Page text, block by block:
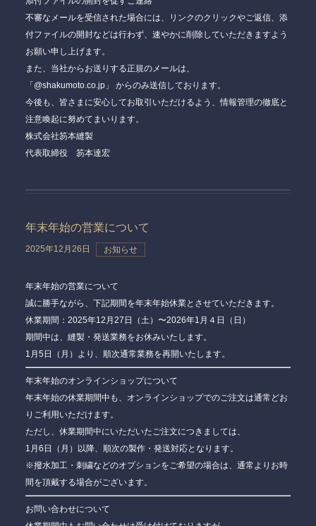
不審なメールを受信された場合には、リンクのクリックやご返信、添
付ファイルの開封などは行わず、速やかに削除していただきますよう
お願い申し上げます。
また、当社からお送りする正規のメールは、
「@shakumoto.co.jp」
からのみ送信しております。
今後も、皆さまに安心してお取引いただけるよう、情報管理の徹底と
注意喚起に努めてまいります。
株式会社笏本縫製
代表取締役 笏本達宏
年末年始の営業について
2025年12月26日 お知らせ
年末年始の営業について
誠に勝手ながら、下記期間を年末年始休業とさせていただきます。
休業期間：2025年12月27日（土）〜2026年1月４日（日）
期間中は、縫製・発送業務をお休みいたします。
1月5日（月）より、順次通常業務を再開いたします。
年末年始のオンラインショップについて
年末年始の休業期間中も、 オンラインショップでのご注文は通常どお
りご利用いただけます。
ただし、休業期間中にいただいたご注文につきましては、
1月6日（月）以降、順次の製作・発送対応となります。
※撥水加工・刺繍などのオプションをご希望の場合は、通常よりお時
間を頂戴する場合がございます。
お問い合わせについて